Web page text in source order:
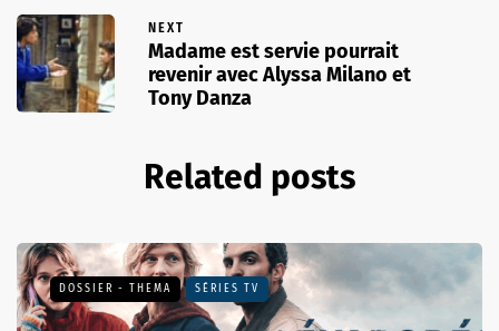
NEXT
Madame est servie pourrait
revenir avec Alyssa Milano et
Tony Danza
Related posts
DOSSIER - THEMA SÉRIES TV